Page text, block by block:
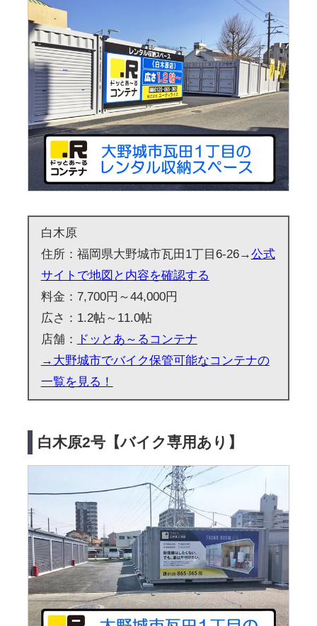
白木原
住所：福岡県大野城市瓦田1丁目6-26→公式
サイトで地図と内容を確認する
料金：7,700円～44,000円
広さ：1.2帖～11.0帖
店舗：
ドッとあ～るコンテナ
→大野城市でバイク保管可能なコンテナの
一覧を見る！
白木原2号【バイク専用あり】